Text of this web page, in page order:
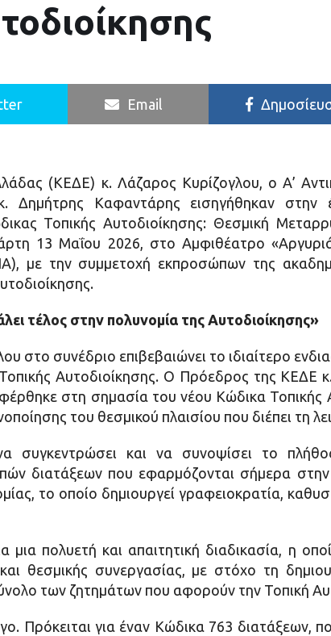
Email
(ΚΕΔΕ) κ. Λάζαρος Κυρίζογλου, ο Α’
Δημήτρης Καφαντάρης εισηγήθηκαν στην
Τοπικής Αυτοδιοίκησης: Θεσμική
13 Μαΐου 2026, στο Αμφιθέατρο
με την συμμετοχή εκπροσώπων της
τέλος στην πολυνομία της Αυτοδιοίκησης»
στο συνέδριο επιβεβαιώνει το ιδιαίτερο
Αυτοδιοίκησης. Ο Πρόεδρος της ΚΕΔΕ
στη σημασία του νέου Κώδικα Τοπικής
του θεσμικού πλαισίου που διέπει τη
συγκεντρώσει και να συνοψίσει το
διατάξεων που εφαρμόζονται σήμερα στην
το οποίο δημιουργεί γραφειοκρατία,
μια πολυετή και απαιτητική διαδικασία, η
θεσμικής συνεργασίας, με στόχο τη
των ζητημάτων που αφορούν την Τοπική
Πρόκειται για έναν Κώδικα 763 διατάξεων,